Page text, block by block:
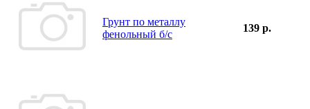
Грунт по металлу
фенольный б/с
139 р.